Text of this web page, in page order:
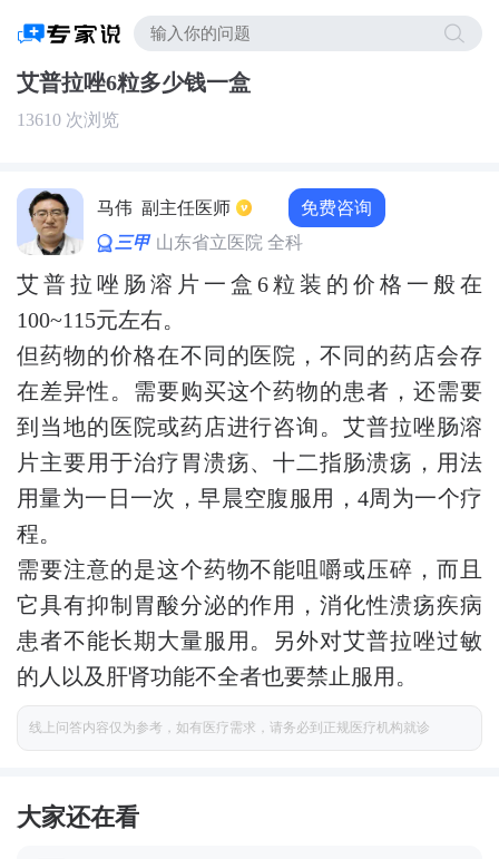
艾普拉唑6粒多少钱一盒
13610 次浏览
马伟 副主任医师 免费咨询
三甲 山东省立医院 全科
艾普拉唑肠溶片一盒6粒装的价格一般在
100~115元左右。
但药物的价格在不同的医院，不同的药店会存
在差异性。需要购买这个药物的患者，还需要
到当地的医院或药店进行咨询。艾普拉唑肠溶
片主要用于治疗胃溃疡、十二指肠溃疡，用法
用量为一日一次，早晨空腹服用，4周为一个疗
程。
需要注意的是这个药物不能咀嚼或压碎，而且
它具有抑制胃酸分泌的作用，消化性溃疡疾病
患者不能长期大量服用。另外对艾普拉唑过敏
的人以及肝肾功能不全者也要禁止服用。
线上问答内容仅为参考，如有医疗需求，请务必到正规医疗机构就诊
大家还在看